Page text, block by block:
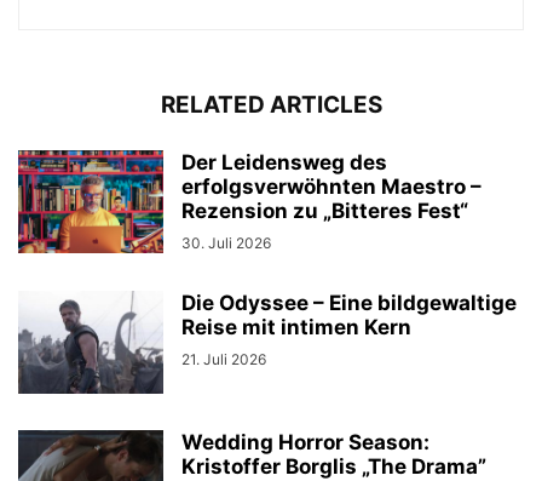
RELATED ARTICLES
Der Leidensweg des
erfolgsverwöhnten Maestro –
Rezension zu „Bitteres Fest“
30. Juli 2026
Die Odyssee – Eine bildgewaltige
Reise mit intimen Kern
21. Juli 2026
Wedding Horror Season:
Kristoffer Borglis „The Drama”